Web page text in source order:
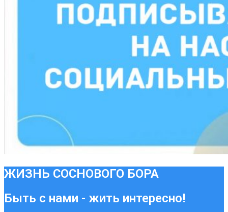
ЖИЗНЬ СОСНОВОГО БОРА
Быть с нами - жить интересно!